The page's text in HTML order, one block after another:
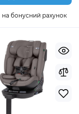
на бонусний рахунок